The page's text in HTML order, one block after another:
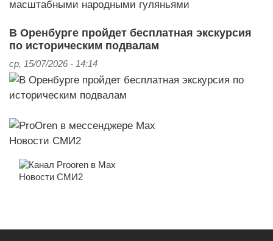
В Оренбурге пройдет бесплатная экскурсия
по историческим подвалам
ср, 15/07/2026 - 14:14
Новости СМИ2
Новости СМИ2